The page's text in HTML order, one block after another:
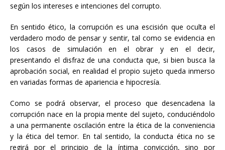
según los intereses e intenciones del corrupto.
En sentido ético, la corrupción es una escisión que oculta el
verdadero modo de pensar y sentir, tal como se evidencia en
los casos de simulación en el obrar y en el decir,
presentando el disfraz de una conducta que, si bien busca la
aprobación social, en realidad el propio sujeto queda inmerso
en variadas formas de apariencia e hipocresía.
Como se podrá observar, el proceso que desencadena la
corrupción nace en la propia mente del sujeto, conduciéndolo
a una permanente oscilación entre la ética de la conveniencia
y la ética del temor. En tal sentido, la conducta ética no se
regirá por el principio de la íntima convicción, sino por